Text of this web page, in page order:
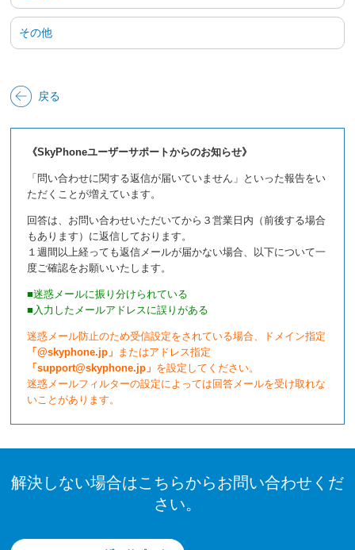
その他
戻る
《SkyPhoneユーザーサポートからのお知らせ》
「問い合わせに関する返信が届いていません」といった報告をい
ただくことが増えています。
回答は、お問い合わせいただいてから３営業日内（前後する場合
もあります）に返信しております。
１週間以上経っても返信メールが届かない場合、以下について一
度ご確認をお願いいたします。
■迷惑メールに振り分けられている
■入力したメールアドレスに誤りがある
迷惑メール防止のため受信設定をされている場合、ドメイン指定
「@skyphone.jp」
またはアドレス指定
「support@skyphone.jp」 を設定してください。
迷惑メールフィルターの設定によっては回答メールを受け取れな
いことがあります。
解決しない場合はこちらからお問い合わせくだ
さい。